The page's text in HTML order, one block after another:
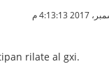
rilate al gxi.